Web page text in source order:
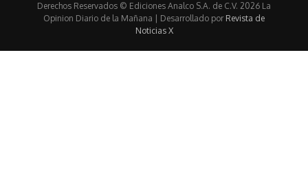
Derechos Reservados © Ediciones Analco S.A. de C.V. 2026 La
Opinion Diario de la Mañana | Desarrollado por Revista de
Noticias X